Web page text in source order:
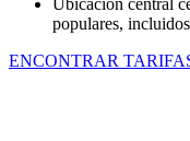
Ubicación central
populares,
ENCONTRAR